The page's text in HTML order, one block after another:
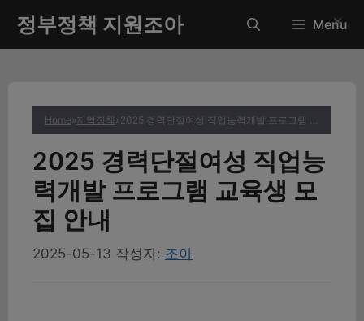
츠
정부정책 지원조아 Menu
Home»지역정책 » 2025 경력단절여성 직업능력개발 프로그램 교육생 모집 안내
2025 경력단절여성 직업능
력개발 프로그램 교육생 모
집 안내
2025-05-13 작성자: 조아
✕